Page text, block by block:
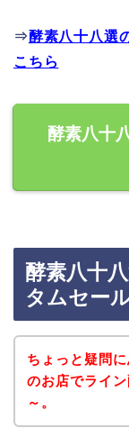
⇒酵素八十八選
こちら
酵素八十
酵素八十
タムセー
ちょっと疑問
のお店でライ
～。